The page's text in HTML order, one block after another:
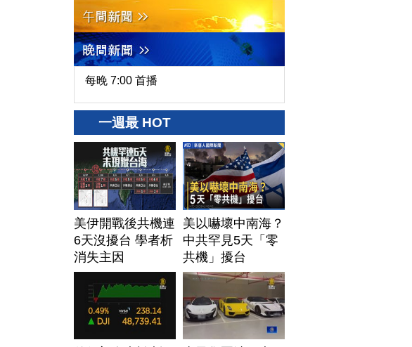
每晚 7:00 首播
一週最 HOT
美伊開戰後共機連
6天沒擾台 學者析
消失主因
美以嚇壞中南海？
中共罕見5天「零
共機」擾台